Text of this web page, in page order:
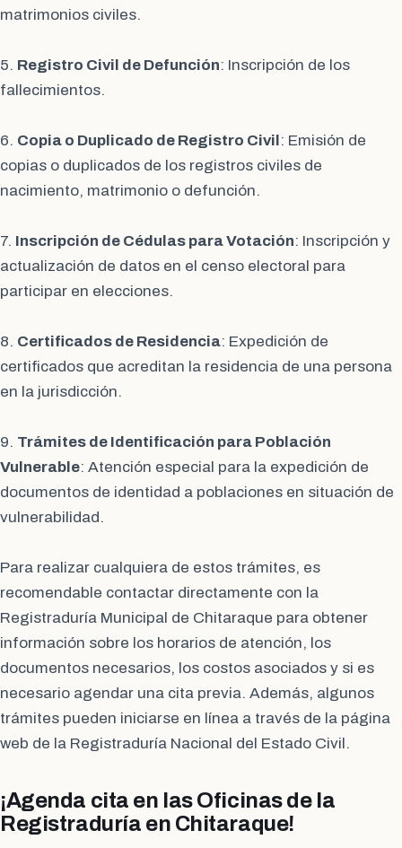
matrimonios civiles.
5. Registro Civil de Defunción: Inscripción de los
fallecimientos.
6. Copia o Duplicado de Registro Civil : Emisión de
copias o duplicados de los registros civiles de
nacimiento, matrimonio o defunción.
7. Inscripción de Cédulas para Votación: Inscripción y
actualización de datos en el censo electoral para
participar en elecciones.
8. Certificados de Residencia: Expedición de
certificados que acreditan la residencia de una persona
en la jurisdicción.
9. Trámites de Identificación para Población
Vulnerable: Atención especial para la expedición de
documentos de identidad a poblaciones en situación de
vulnerabilidad.
Para realizar cualquiera de estos trámites, es
recomendable contactar directamente con la
Registraduría Municipal de Chitaraque para obtener
información sobre los horarios de atención, los
documentos necesarios, los costos asociados y si es
necesario agendar una cita previa. Además, algunos
trámites pueden iniciarse en línea a través de la página
web de la Registraduría Nacional del Estado Civil.
¡Agenda cita en las Oficinas de la
Registraduría en Chitaraque!